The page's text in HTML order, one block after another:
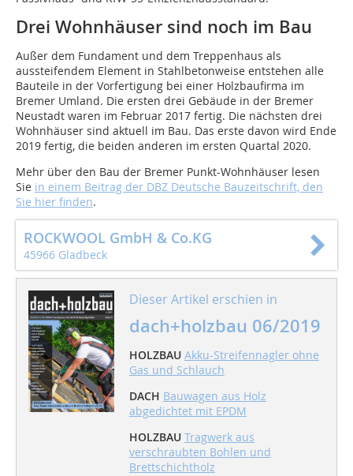
Drei Wohnhäuser sind noch im Bau
Außer dem Fundament und dem Treppenhaus als
aussteifendem Element in Stahlbetonweise entstehen alle
Bauteile in der Vorfertigung bei einer Holzbaufirma im
Bremer Umland. Die ersten drei Gebäude in der Bremer
Neustadt waren im Februar 2017 fertig. Die nächsten drei
Wohnhäuser sind aktuell im Bau. Das erste davon wird Ende
2019 fertig, die beiden anderen im ersten Quartal 2020.
Mehr über den Bau der Bremer Punkt-Wohnhäuser lesen
Sie in einem Beitrag der DBZ Deutsche Bauzeitschrift, den
Sie hier finden.
ROCKWOOL GmbH & Co.KG
45966 Gladbeck
Dieser Artikel erschien in
dach+holzbau 06/2019
HOLZBAU Akku-Streifennagler ohne
Gas und Schlauch
DACH Bauwagen aus Holz
abgedichtet mit EPDM
HOLZBAU Tragwerk aus
verschraubten Bohlen und
Brettschichtholz